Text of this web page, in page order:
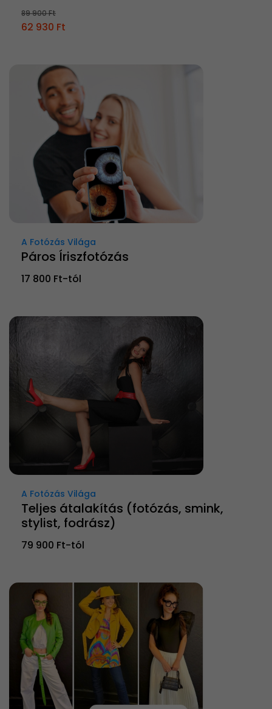
89 900 Ft
62 930 Ft
A Fotózás Világa
Páros Íriszfotózás
17 800 Ft-tól
A Fotózás Világa
Teljes átalakítás (fotózás, smink,
stylist, fodrász)
79 900 Ft-tól